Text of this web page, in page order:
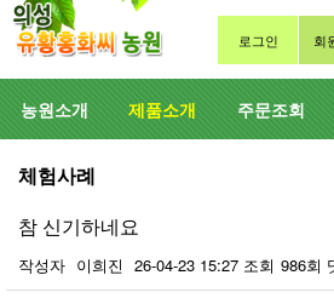
로그인 회
농원소개 제품소개 주문조회
체험사례
참 신기하네요
작성자 이희진 26-04-23 15:27 조회 986회